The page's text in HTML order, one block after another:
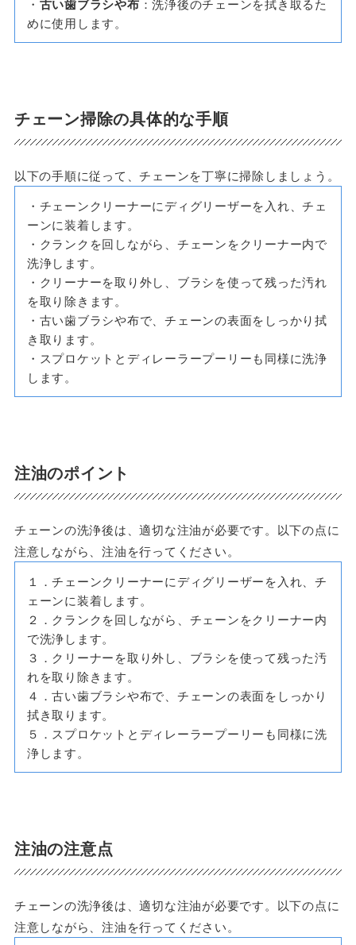
・ 古い歯ブラシや布 ：洗浄後のチェーンを拭き取るた
めに使用します。
チェーン掃除の具体的な手順
以下の手順に従って、チェーンを丁寧に掃除しましょう。
・チェーンクリーナーにディグリーザーを入れ、チェ
ーンに装着します。
・クランクを回しながら、チェーンをクリーナー内で
洗浄します。
・クリーナーを取り外し、ブラシを使って残った汚れ
を取り除きます。
・古い歯ブラシや布で、チェーンの表面をしっかり拭
き取ります。
・スプロケットとディレーラープーリーも同様に洗浄
します。
注油のポイント
チェーンの洗浄後は、適切な注油が必要です。以下の点に
注意しながら、注油を行ってください。
１．チェーンクリーナーにディグリーザーを入れ、チ
ェーンに装着します。
２．クランクを回しながら、チェーンをクリーナー内
で洗浄します。
３．クリーナーを取り外し、ブラシを使って残った汚
れを取り除きます。
４．古い歯ブラシや布で、チェーンの表面をしっかり
拭き取ります。
５．スプロケットとディレーラープーリーも同様に洗
浄します。
注油の注意点
チェーンの洗浄後は、適切な注油が必要です。以下の点に
注意しながら、注油を行ってください。